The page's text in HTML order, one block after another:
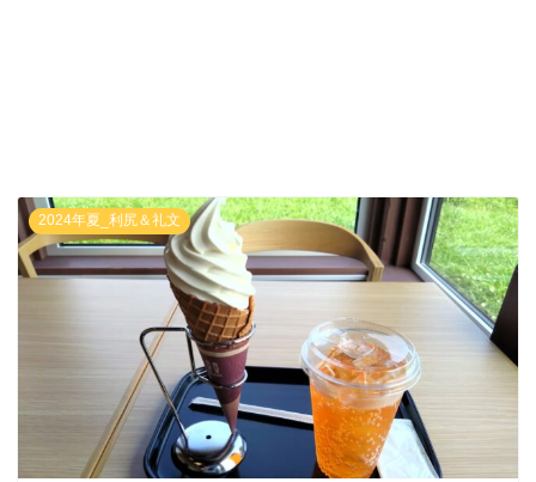
2024年夏_利尻＆礼文